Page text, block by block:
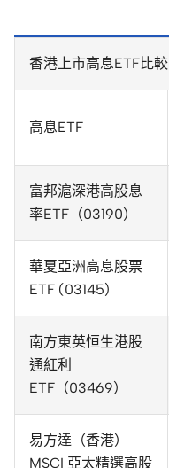
香港上市高息ETF比較
高息ETF
富邦滬深港高股息
率ETF（03190）
華夏亞洲高息股票
ETF (03145）
南方東英恒生港股
通紅利
ETF（03469）
易方達（香港）
MSCI 亞太精選高股